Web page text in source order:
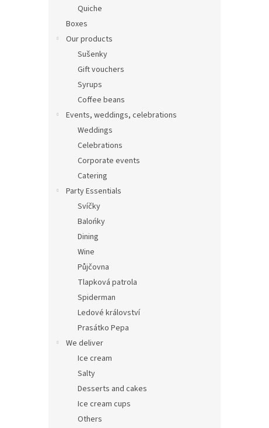
Quiche
Boxes
Our products
Sušenky
Gift vouchers
Syrups
Coffee beans
Events, weddings, celebrations
Weddings
Celebrations
Corporate events
Catering
Party Essentials
Svíčky
Balońky
Dining
Wine
Půjčovna
Tlapková patrola
Spiderman
Ledové království
Prasátko Pepa
We deliver
Ice cream
Salty
Desserts and cakes
Ice cream cups
Others